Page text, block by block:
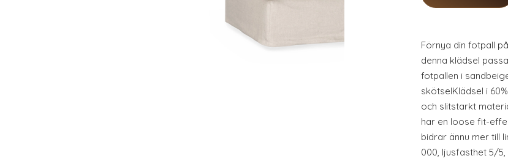
Förnya din fotpall
denna klädsel
fotpallen i
skötselKlädsel i
och slitstarkt
har en loose fit-
bidrar ännu mer till
000, ljusfasthet 5/